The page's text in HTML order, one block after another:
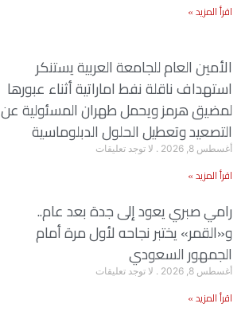
اقرأ المزيد »
الأمين العام للجامعة العربية يستنكر
استهداف ناقلة نفط اماراتية أثناء عبورها
لمضيق هرمز ويحمل طهران المسئولية عن
التصعيد وتعطيل الحلول الدبلوماسية
أغسطس 8, 2026 لا توجد تعليقات
اقرأ المزيد »
رامي صبري يعود إلى جدة بعد عام..
و«القمر» يختبر نجاحه لأول مرة أمام
الجمهور السعودي
أغسطس 8, 2026 لا توجد تعليقات
اقرأ المزيد »